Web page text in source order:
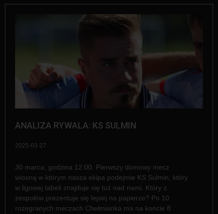
ANALIZA RYWALA: KS SULMIN
2025-03-27
30 marca, godzina 12:00. Pierwszy domowy mecz
wiosną w którym nasza ekipa podejmie KS Sulmin, który
w ligowej tabeli znajduje się tuż nad nami. Który z
zespołów prezentuje się lepiej na papierze? Po 10
rozegranych meczach Chełmianka ma na koncie 8